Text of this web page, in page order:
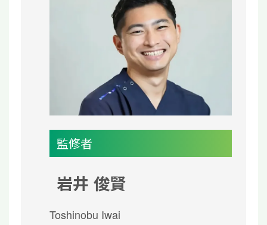
監修者
岩井 俊賢
Toshinobu Iwai